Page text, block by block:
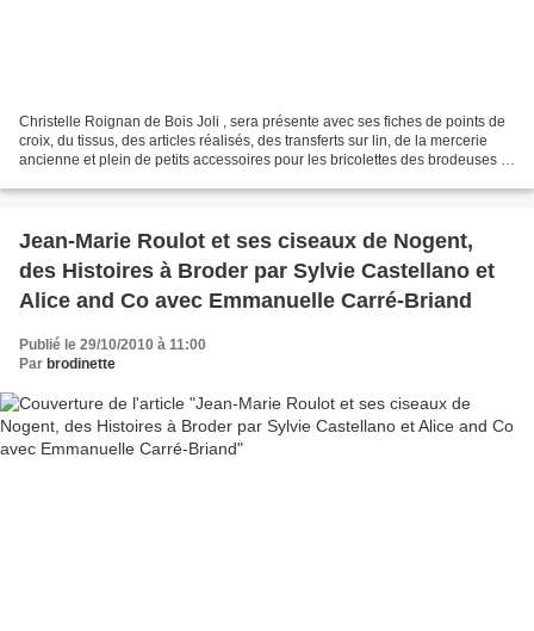
Christelle Roignan de Bois Joli , sera présente avec ses fiches de points de
croix, du tissus, des articles réalisés, des transferts sur lin, de la mercerie
ancienne et plein de petits accessoires pour les bricolettes des brodeuses !
Jean-Marie Roulot et ses ciseaux de Nogent,
des Histoires à Broder par Sylvie Castellano et
Alice and Co avec Emmanuelle Carré-Briand
Publié le 29/10/2010 à 11:00
Par brodinette